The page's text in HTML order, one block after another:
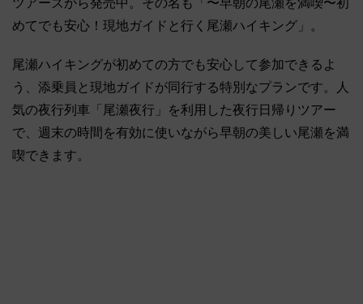
ツアーズから発売中。その名も「〜早朝の尾瀬を満喫〜初
めてでも安心！現地ガイドと行く尾瀬ハイキング」。
尾瀬ハイキングが初めての方でも安心して参加できるよ
う、添乗員と現地ガイドが同行する特別なプランです。人
気の夜行列車「尾瀬夜行」を利用した夜行日帰りツアー
で、週末の時間を有効に使いながら早朝の美しい尾瀬を満
喫できます。